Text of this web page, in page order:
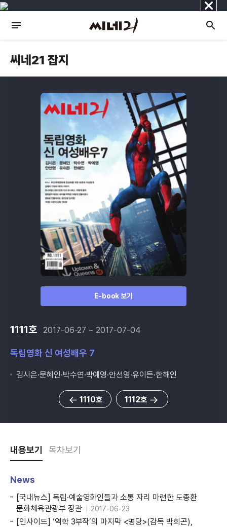
닫
기
씨네21 잡지
1111호 2017-06-27 ~ 2017-07-04
독립영화 신 여성배우 7
김시은·문혜인·박수연·박예영·안선영·유이든·한해인
E-book 보기
1110호 1112호
내용보기 목차보기
News
[국내뉴스] 독립·예술영화인들과 소통 자리 마련한 도종환
문화체육관광부 장관
2017-06-23
[인사이드] ‘역학 3부작’의 마지막 <명당>(감독 박희곤),